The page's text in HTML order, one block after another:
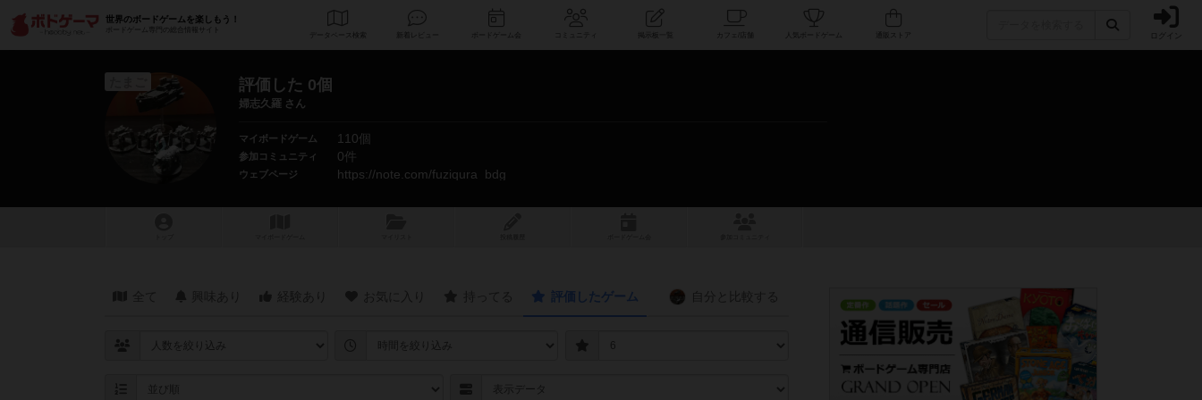
世界のボードゲームを楽しもう！
ボードゲーム専門の総合情報サイト
データベース コミュニティ 人気ボードゲーム ログイン
評価した 0個
婦志久羅 さん
マイボードゲーム 110個
参加コミュニティ 0件
ウェブページ https://note.com/fuziqura_bdg
評価したゲーム